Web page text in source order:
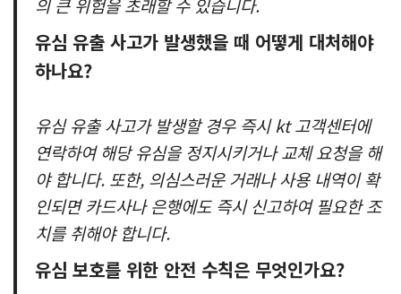
의 큰 위험을 초래할 수 있습니다.
유심 유출 사고가 발생했을 때 어떻게 대처해야
하나요?
유심 유출 사고가 발생할 경우 즉시 kt 고객센터에
연락하여 해당 유심을 정지시키거나 교체 요청을 해
야 합니다. 또한, 의심스러운 거래나 사용 내역이 확
인되면 카드사나 은행에도 즉시 신고하여 필요한 조
치를 취해야 합니다.
유심 보호를 위한 안전 수칙은 무엇인가요?